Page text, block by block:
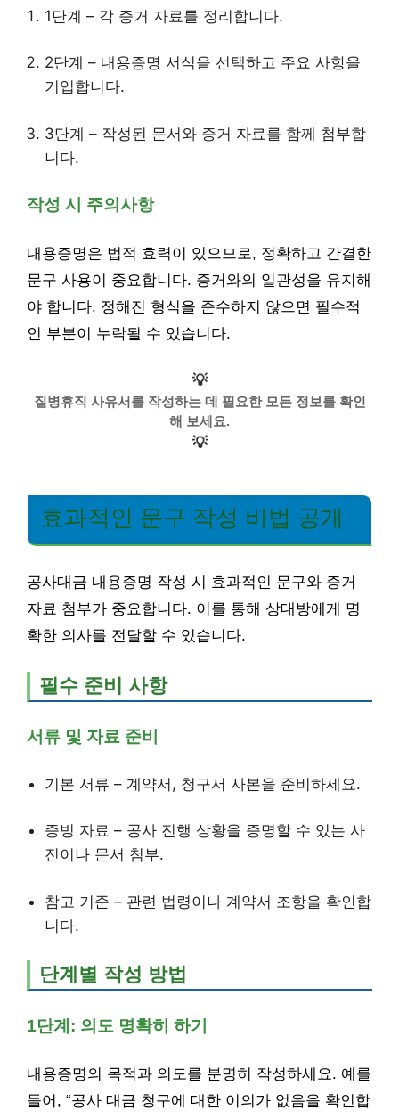
1단계 – 각 증거 자료를 정리합니다.
2단계 – 내용증명 서식을 선택하고 주요 사항을
기입합니다.
3단계 – 작성된 문서와 증거 자료를 함께 첨부합
니다.
작성 시 주의사항
내용증명은 법적 효력이 있으므로, 정확하고 간결한
문구 사용이 중요합니다. 증거와의 일관성을 유지해
야 합니다. 정해진 형식을 준수하지 않으면 필수적
인 부분이 누락될 수 있습니다.
💡
질병휴직 사유서를 작성하는 데 필요한 모든 정보를 확인
해 보세요.
💡
효과적인 문구 작성 비법 공개
공사대금 내용증명 작성 시 효과적인 문구와 증거
자료 첨부가 중요합니다. 이를 통해 상대방에게 명
확한 의사를 전달할 수 있습니다.
필수 준비 사항
서류 및 자료 준비
기본 서류 – 계약서, 청구서 사본을 준비하세요.
증빙 자료 – 공사 진행 상황을 증명할 수 있는 사
진이나 문서 첨부.
참고 기준 – 관련 법령이나 계약서 조항을 확인합
니다.
단계별 작성 방법
1단계: 의도 명확히 하기
내용증명의 목적과 의도를 분명히 작성하세요. 예를
들어, “공사 대금 청구에 대한 이의가 없음을 확인합